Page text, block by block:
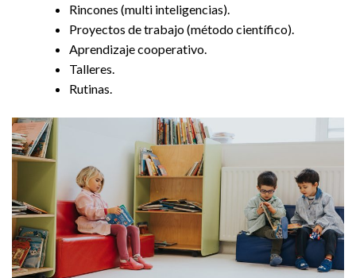
Rincones (multi inteligencias).
Proyectos de trabajo (método científico).
Aprendizaje cooperativo.
Talleres.
Rutinas.